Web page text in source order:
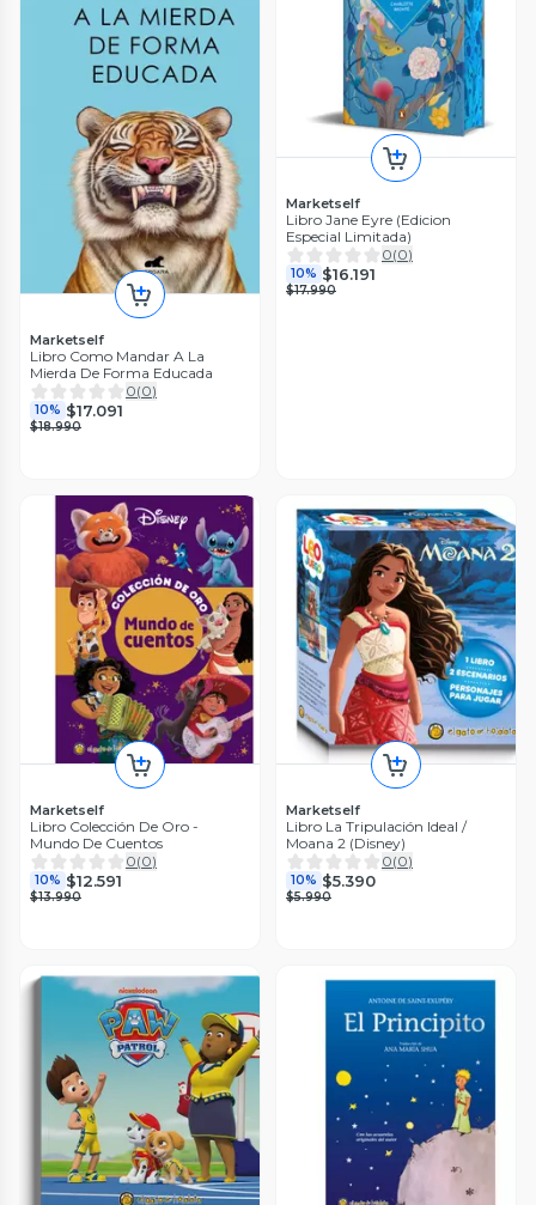
Marketself
Libro Como Mandar A La
Mierda De Forma Educada
0(0)
10% $17.091
$18.990
Marketself
Libro Jane Eyre (Edicion
Especial Limitada)
0(0)
10% $16.191
$17.990
Marketself
Libro Colección De Oro -
Mundo De Cuentos
0(0)
10% $12.591
$13.990
Marketself
Libro La Tripulación Ideal /
Moana 2 (Disney)
0(0)
10% $5.390
$5.990